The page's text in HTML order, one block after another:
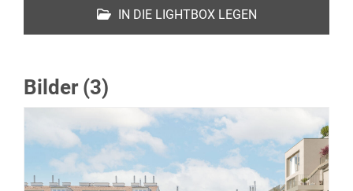
IN DIE LIGHTBOX LEGEN
Bilder (3)